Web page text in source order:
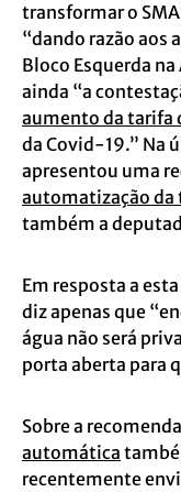
transformar o
“dando razão aos
Bloco Esquerda
ainda “a
aumento da tarifa
da Covid-19.” Na
apresentou uma
automatização da
também a
Em resposta a
diz apenas que
água não será
porta aberta para
Sobre a
automática
recentemente